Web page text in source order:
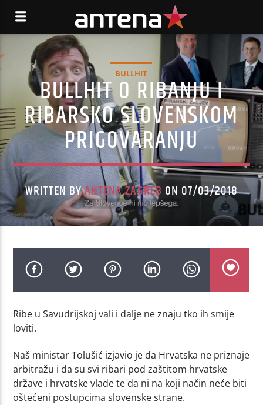
BULLHIT
BULLHIT O RIBANJU I
RIBARSKO SLOVENSKOM
PRIGOVARANJU
WRITTEN BYANTENA ZAGREB ON 07/03/2018
Ribe u Savudrijskoj vali i dalje ne znaju tko ih smije
loviti.
Naš ministar Tolušić izjavio je da Hrvatska ne priznaje
arbitražu i da su svi ribari pod zaštitom hrvatske
države i hrvatske vlade te da ni na koji način neće biti
oštećeni postupcima slovenske strane.